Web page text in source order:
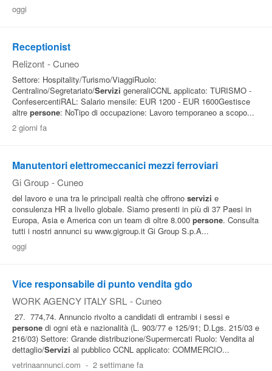
oggi
Receptionist
Relizont - Cuneo
Settore: Hospitality/Turismo/ViaggiRuolo:
Centralino/Segretariato/Servizi generaliCCNL applicato: TURISMO -
ConfesercentiRAL: Salario mensile: EUR 1200 - EUR 1600Gestisce
altre persone: NoTipo di occupazione: Lavoro temporaneo a scopo...
2 giorni fa
Manutentori elettromeccanici mezzi ferroviari
Gi Group - Cuneo
del lavoro e una tra le principali realtà che offrono servizi e
consulenza HR a livello globale. Siamo presenti in più di 37 Paesi in
Europa, Asia e America con un team di oltre 8.000 persone. Consulta
tutti i nostri annunci su www.gigroup.it Gi Group S.p.A...
oggi
Vice responsabile di punto vendita gdo
WORK AGENCY ITALY SRL - Cuneo
27. 774,74. Annuncio rivolto a candidati di entrambi i sessi e
persone di ogni età e nazionalità (L. 903/77 e 125/91; D.Lgs. 215/03 e
216/03) Settore: Grande distribuzione/Supermercati Ruolo: Vendita al
dettaglio/Servizi al pubblico CCNL applicato: COMMERCIO...
vetrinaannunci.com - 2 settimane fa